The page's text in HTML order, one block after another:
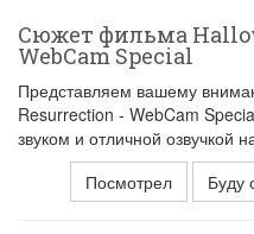
Сюжет фильма
WebCam Special
Представляем вашему
Resurrection - WebCam
звуком и отличной озвучкой
Посмотрел
Буду